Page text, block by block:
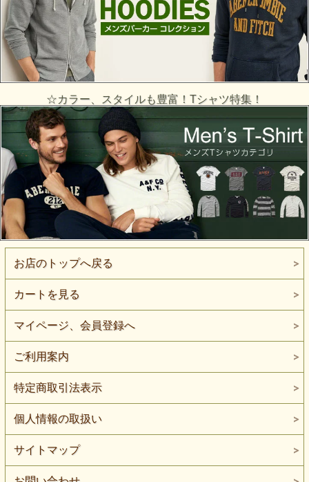
☆カラー、スタイルも豊富！Tシャツ特集！
お店のトップへ戻る
カートを見る
マイページ、会員登録へ
ご利用案内
特定商取引法表示
個人情報の取扱い
サイトマップ